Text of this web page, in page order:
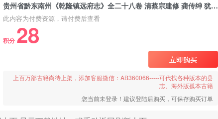
贵州省黔东南州《乾隆镇远府志》全二十八卷 清蔡宗建修 龚传绅 犹法贤纂PDF电子版地方志下载
此内容为付费资源，请付费后查看
积分 28
立即购买
上百万部古籍尚待上架，添加客服微信：AB360066-----可代找各种版本的县
志、海外版孤本古籍
您当前未登录！建议登陆后购买，可保存购买订单